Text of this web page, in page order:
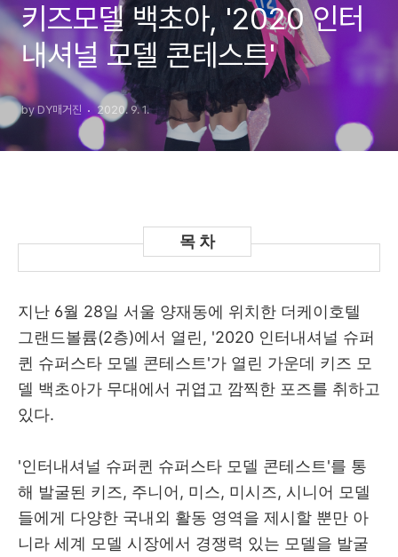
키즈모델 백초아, '2020 인터
내셔널 모델 콘테스트'
by DY매거진 2020. 9. 1.
지난 6월 28일 서울 양재동에 위치한 더케이호텔
그랜드볼륨(2층)에서 열린, '2020 인터내셔널 슈퍼
퀸 슈퍼스타 모델 콘테스트'가 열린 가운데 키즈 모
델 백초아가 무대에서 귀엽고 깜찍한 포즈를 취하고
있다.
'인터내셔널 슈퍼퀸 슈퍼스타 모델 콘테스트'를 통
해 발굴된 키즈, 주니어, 미스, 미시즈, 시니어 모델
들에게 다양한 국내외 활동 영역을 제시할 뿐만 아
니라 세계 모델 시장에서 경쟁력 있는 모델을 발굴